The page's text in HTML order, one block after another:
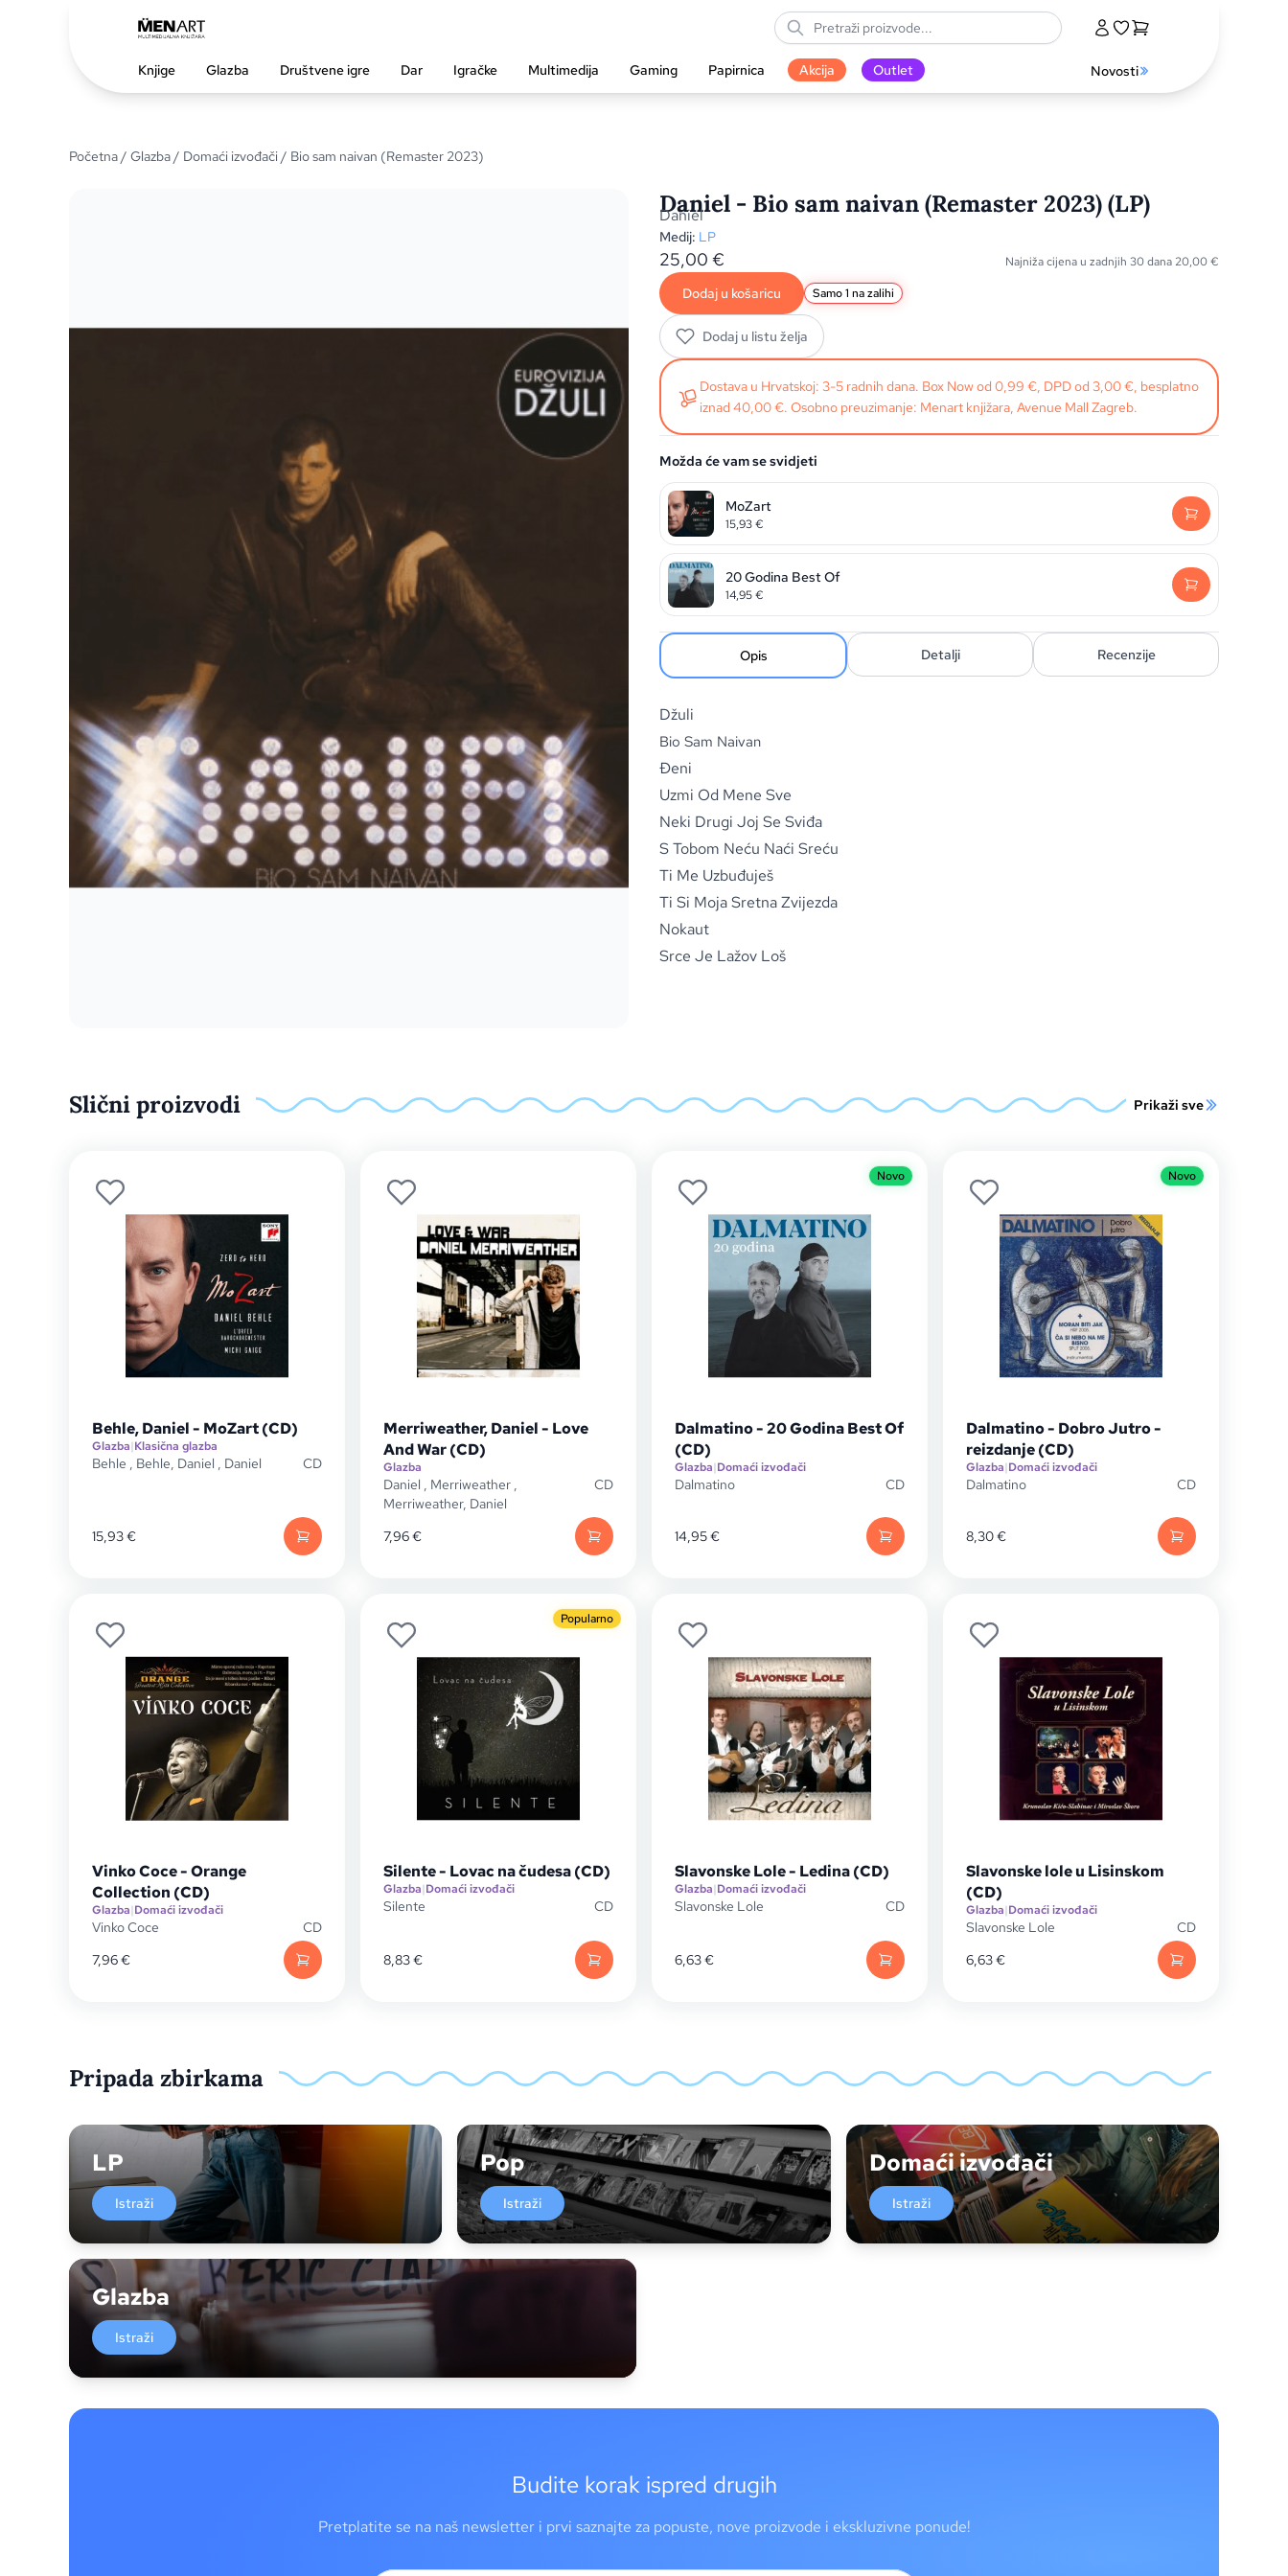
Knjige Glazba Društvene igre Dar Igračke Multimedija Gaming Papirnica Akcija Outlet Novosti
Početna/ Glazba/ Domaći izvođači/ Bio sam naivan (Remaster 2023)
Daniel - Bio sam naivan (Remaster 2023) (LP)
Daniel
Medij: LP
25,00 € Najniža cijena u zadnjih 30 dana 20,00€
Dodaj u košaricu Samo 1 na zalihi
Dodaj u listu želja
Dostava u Hrvatskoj: 3-5 radnih dana. Box Now od 0,99 €, DPD od 3,00 €, besplatno
iznad 40,00 €. Osobno preuzimanje: Menart knjižara, Avenue Mall Zagreb.
Možda će vam se svidjeti
MoZart
15,93€
20 Godina Best Of
14,95€
Opis Detalji Recenzije
Džuli
Bio Sam Naivan
Đeni
Uzmi Od Mene Sve
Neki Drugi Joj Se Sviđa
S Tobom Neću Naći Sreću
Ti Me Uzbuđuješ
Ti Si Moja Sretna Zvijezda
Nokaut
Srce Je Lažov Loš
Slični proizvodi Prikaži sve
Behle, Daniel - MoZart (CD)
Glazba|Klasična glazba
Behle , Behle, Daniel , Daniel CD
15,93€
Merriweather, Daniel - Love
And War (CD)
Glazba
Daniel , Merriweather ,
Merriweather, Daniel
CD
7,96€
Novo
Dalmatino - 20 Godina Best Of
(CD)
Glazba|Domaći izvođači
Dalmatino CD
14,95€
Novo
Dalmatino - Dobro Jutro -
reizdanje (CD)
Glazba|Domaći izvođači
Dalmatino CD
8,30€
Vinko Coce - Orange
Collection (CD)
Glazba|Domaći izvođači
Vinko Coce
CD
7,96€
Popularno
Silente - Lovac na čudesa (CD)
Glazba|Domaći izvođači
Silente CD
8,83€
Slavonske Lole - Ledina (CD)
Glazba|Domaći izvođači
Slavonske Lole CD
6,63€
Slavonske lole u Lisinskom
(CD)
Glazba|Domaći izvođači
Slavonske Lole
CD
6,63€
Pripada zbirkama
LP
Istraži
Pop
Istraži
Domaći izvođači
Istraži
Glazba
Istraži
Budite korak ispred drugih
Pretplatite se na naš newsletter i prvi saznajte za popuste, nove proizvode i ekskluzivne ponude!